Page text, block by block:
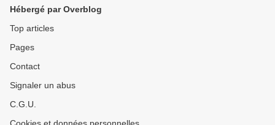
Hébergé par Overblog
Top articles
Pages
Contact
Signaler un abus
C.G.U.